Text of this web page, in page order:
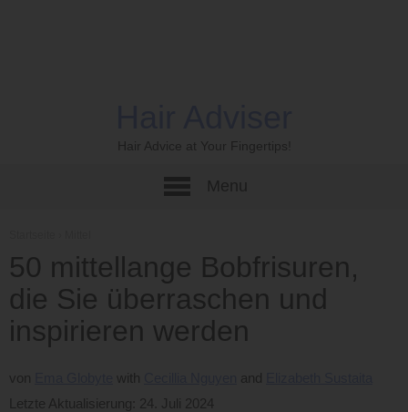
Hair Advice at Your Fingertips!
50 mittellange Bobfrisuren,
die Sie überraschen und
inspirieren werden
von
Letzte Aktualisierung: 24. Juli 2024